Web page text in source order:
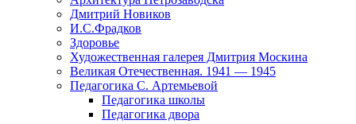
Дмитрий Новиков
И.С.Фрадков
Здоровье
Художественная галерея Дмитрия Москина
Великая Отечественная. 1941 — 1945
Педагогика С. Артемьевой
Педагогика школы
Педагогика двора